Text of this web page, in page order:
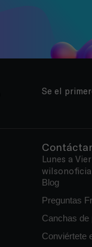
Se el
Lunes a
Blog
Preguntas
Canchas de
Conviértete